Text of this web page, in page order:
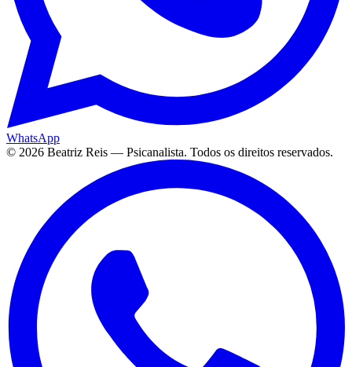
WhatsApp
© 2026 Beatriz Reis — Psicanalista. Todos os direitos reservados.